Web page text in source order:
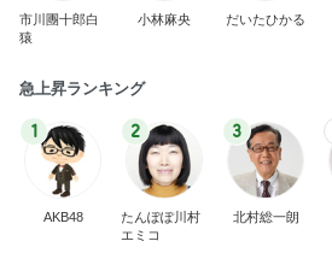
市川團十郎白
猿
小林麻央 だいたひかる
急上昇ランキング
1
AKB48
2
たんぽぽ川村
エミコ
3
北村総一朗